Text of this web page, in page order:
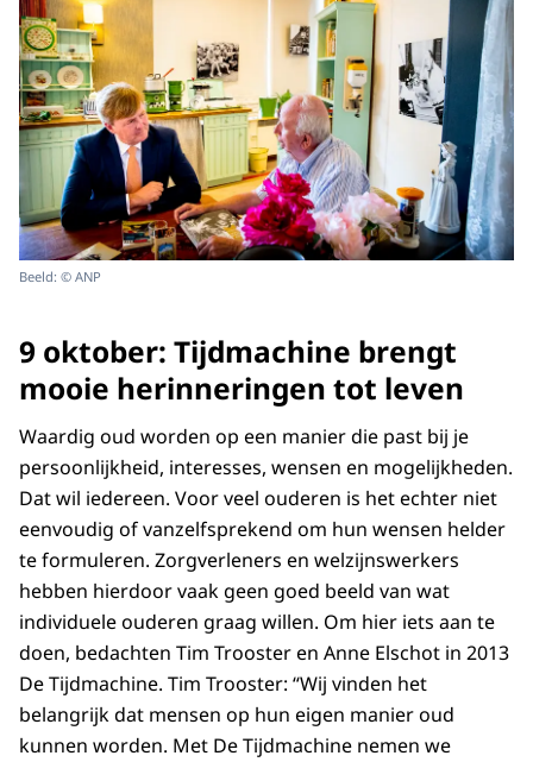
Beeld: © ANP
9 oktober: Tijdmachine brengt
mooie herinneringen tot leven
Waardig oud worden op een manier die past bij je
persoonlijkheid, interesses, wensen en mogelijkheden.
Dat wil iedereen. Voor veel ouderen is het echter niet
eenvoudig of vanzelfsprekend om hun wensen helder
te formuleren. Zorgverleners en welzijnswerkers
hebben hierdoor vaak geen goed beeld van wat
individuele ouderen graag willen. Om hier iets aan te
doen, bedachten Tim Trooster en Anne Elschot in 2013
De Tijdmachine. Tim Trooster: “Wij vinden het
belangrijk dat mensen op hun eigen manier oud
kunnen worden. Met De Tijdmachine nemen we